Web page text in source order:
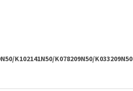
K102141N50/K078209N50/K033209N50